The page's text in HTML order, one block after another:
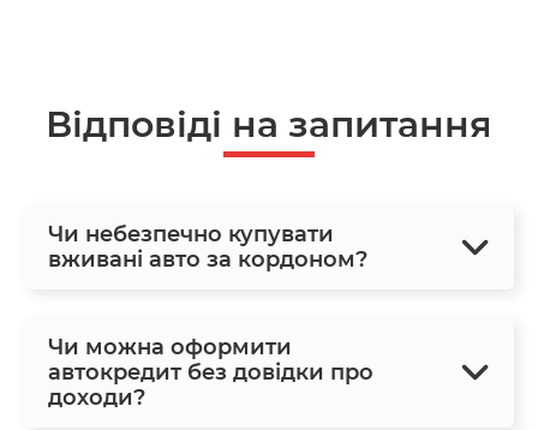
Відповіді на запитання
Чи небезпечно купувати
вживані авто за кордоном?
Чи можна оформити
автокредит без довідки про
доходи?